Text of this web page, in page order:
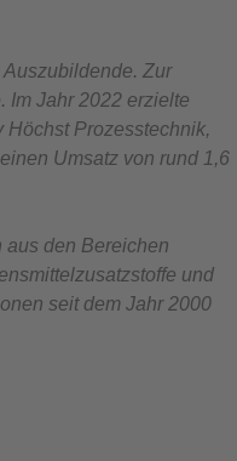
Zur
Im Jahr 2022 erzielte
Höchst Prozesstechnik,
Umsatz von rund 1,6
aus den Bereichen
und
seit dem Jahr 2000